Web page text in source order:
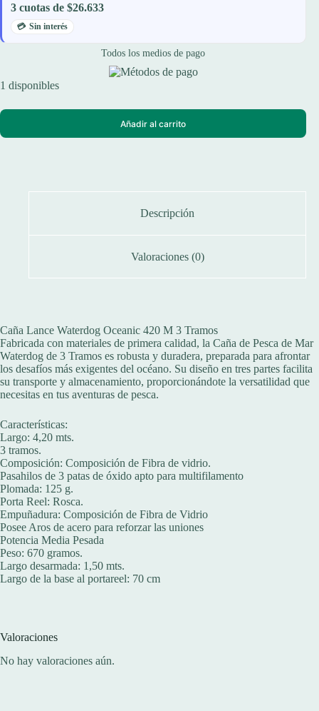
3 cuotas de $26.633
Sin interés
Todos los medios de pago
1 disponibles
Añadir al carrito
Descripción
Valoraciones (0)
Caña Lance Waterdog Oceanic 420 M 3 Tramos
Fabricada con materiales de primera calidad, la Caña de Pesca de Mar
Waterdog de 3 Tramos es robusta y duradera, preparada para afrontar
los desafíos más exigentes del océano. Su diseño en tres partes facilita
su transporte y almacenamiento, proporcionándote la versatilidad que
necesitas en tus aventuras de pesca.
Características:
Largo: 4,20 mts.
3 tramos.
Composición: Composición de Fibra de vidrio.
Pasahilos de 3 patas de óxido apto para multifilamento
Plomada: 125 g.
Porta Reel: Rosca.
Empuñadura: Composición de Fibra de Vidrio
Posee Aros de acero para reforzar las uniones
Potencia Media Pesada
Peso: 670 gramos.
Largo desarmada: 1,50 mts.
Largo de la base al portareel: 70 cm
Valoraciones
No hay valoraciones aún.